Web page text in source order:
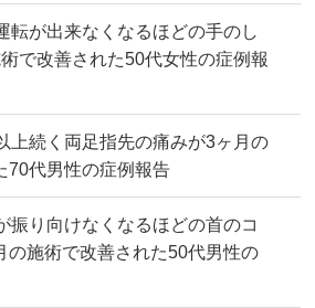
転が出来なくなるほどの手のし
で改善された50代女性の症例報
上続く両足指先の痛みが3ヶ月の
70代男性の症例報告
振り向けなくなるほどの首のコ
の施術で改善された50代男性の